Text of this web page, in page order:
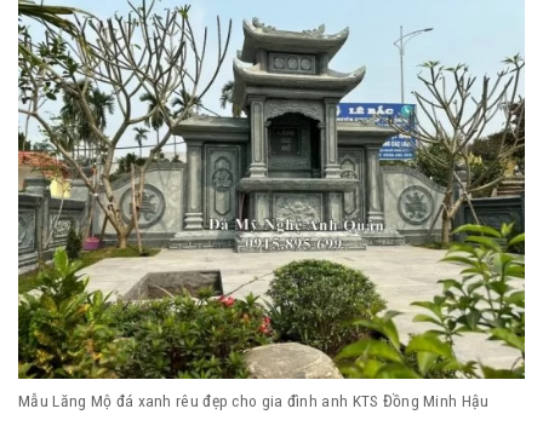
Mẫu Lăng Mộ đá xanh rêu đẹp cho gia đình anh KTS Đồng Minh Hậu